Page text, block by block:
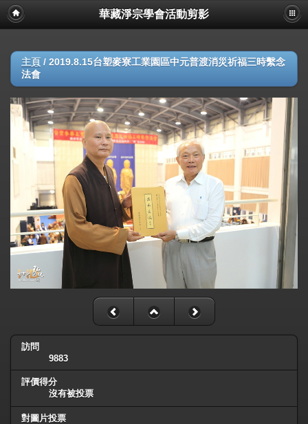
華藏淨宗學會活動剪影
主頁 / 2019.8.15台塑麥寮工業園區中元普渡消災祈福三時繫念
法會
訪問
9883
評價得分
沒有被投票
對圖片投票